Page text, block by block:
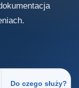
Do czego służy?